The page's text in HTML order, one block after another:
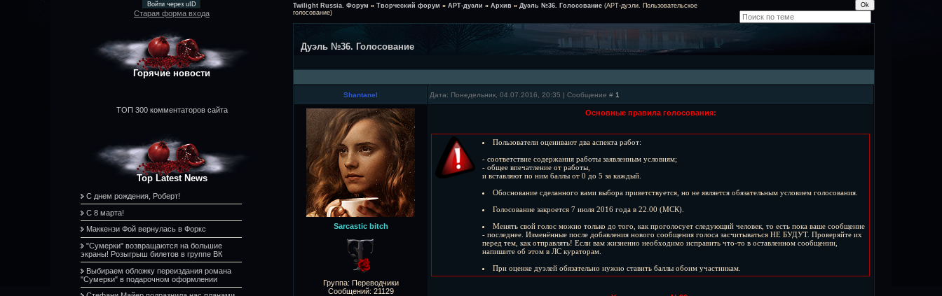
Войти через uID
Старая форма входа
Горячие новости
ТОП 300 комментаторов сайта
Top Latest News
С днем рождения, Роберт!
С 8 марта!
Маккензи Фой вернулась в Форкс
"Сумерки" возвращаются на большие
экраны! Розыгрыш билетов в группе ВК
Выбираем обложку переиздания романа
"Сумерки" в подарочном оформлении
Twilight Russia. Форум » Творческий форум » АРТ-дуэли » Архив » Дуэль №36. Голосование (АРТ-дуэли. Пользовательское
голосование)
Дуэль №36. Голосование
Shantanel Дата: Понедельник, 04.07.2016, 20:35 | Сообщение # 1
Sarcastic bitch
Группа: Переводчики
Сообщений: 21129
Основные правила голосования:
Пользователи оценивают два аспекта работ:
- соответствие содержания работы заявленным условиям;
- общее впечатление от работы,
и вставляют по ним баллы от 0 до 5 за каждый.
Обоснование сделанного вами выбора приветствуется, но не является обязательным условием голосования.
Голосование закроется 7 июля 2016 года в 22.00 (МСК).
Менять свой голос можно только до того, как проголосует следующий человек, то есть пока ваше сообщение
- последнее. Изменённые после добавления нового сообщения голоса засчитываться НЕ БУДУТ. Проверяйте их
перед тем, как отправлять! Если вам жизненно необходимо исправить что-то в оставленном сообщении,
напишите об этом в ЛС кураторам.
При оценке дуэлей обязательно нужно ставить баллы обоим участникам.